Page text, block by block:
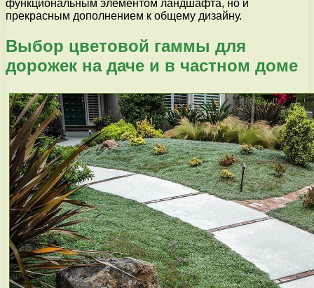
функциональным элементом ландшафта, но и
прекрасным дополнением к общему дизайну.
Выбор цветовой гаммы для
дорожек на даче и в частном доме